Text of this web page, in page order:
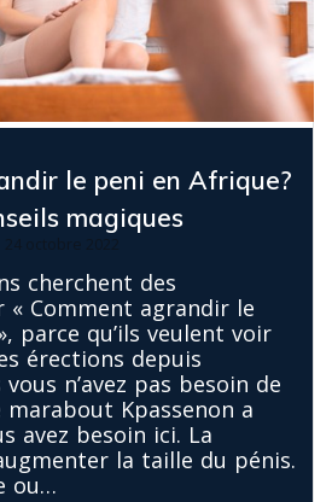
le peni en Afrique?
magiques
cherchent des
Comment agrandir le
parce qu’ils veulent voir
érections depuis
n’avez pas besoin de
Kpassenon a
avez besoin ici. La
la taille du pénis.
ou…